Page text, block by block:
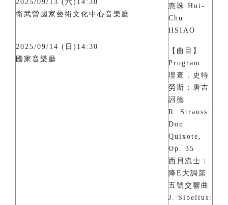
2025/09/13 (六)14:30
衛武營國家藝術文化中心音樂廳
2025/09/14 (日)14:30
國家音樂廳
惠珠 Hui-
Chu
HSIAO
【曲目】
Program
理查．史特
勞斯：唐吉
訶德
R. Strauss:
Don
Quixote,
Op. 35
西貝流士：
降E大調第
五號交響曲
J. Sibelius: